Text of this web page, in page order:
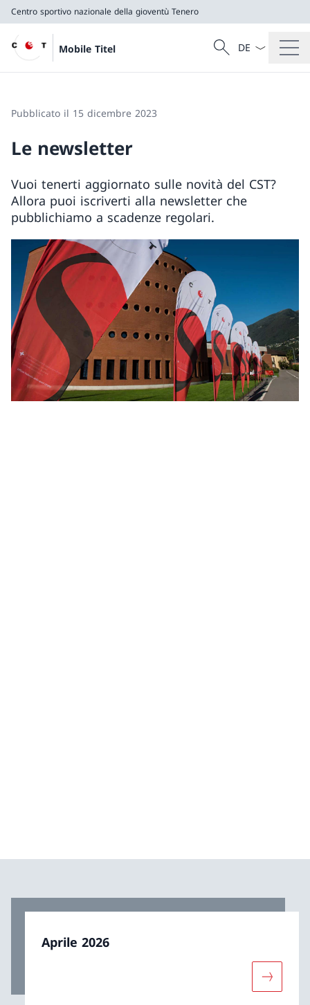
Centro sportivo nazionale della gioventù Tenero
Mobile Titel
Cercare
Ricerca
Dal menu a
Pubblicato il 15 dicembre 2023
Le newsletter
Vuoi tenerti aggiornato sulle novità del CST?
Allora puoi iscriverti alla newsletter che
pubblichiamo a scadenze regolari.
Aprile 2026